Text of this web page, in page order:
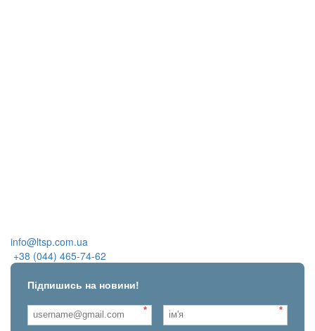
info@ltsp.com.ua
+38 (044) 465-74-62
Підпишись на новини!
* *